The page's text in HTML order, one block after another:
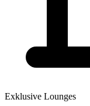
Exklusive Lounges